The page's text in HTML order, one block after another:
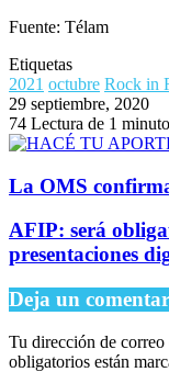
Fuente: Télam
Etiquetas
2021 octubre Rock in
29 septiembre, 2020
74 Lectura de 1 minuto
La OMS
AFIP: será
presentaciones
Deja un
Tu dirección de
obligatorios están